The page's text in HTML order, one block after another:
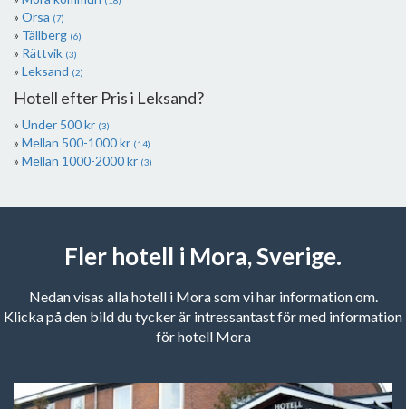
Orsa (7)
Tällberg (6)
Rättvik (3)
Leksand (2)
Hotell efter Pris i Leksand?
Under 500 kr (3)
Mellan 500-1000 kr (14)
Mellan 1000-2000 kr (3)
Fler hotell i Mora, Sverige.
Nedan visas alla hotell i Mora som vi har information om.
Klicka på den bild du tycker är intressantast för med information
för hotell Mora